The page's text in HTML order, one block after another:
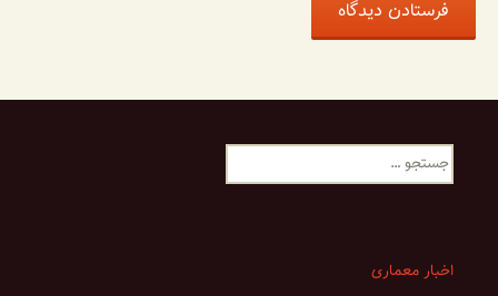
جستجو
برای:
اخبار معماری